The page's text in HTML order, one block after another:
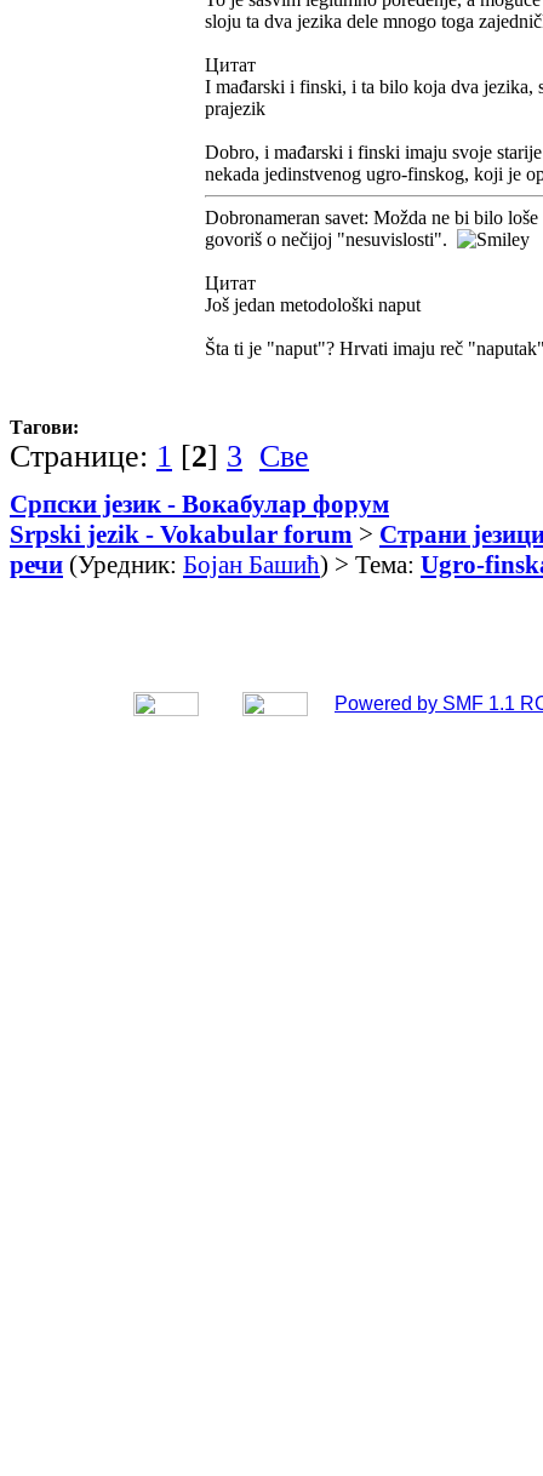
sloju ta dva jezika dele mnogo toga
Цитат
I mađarski i finski, i ta bilo koja dva jezika,
prajezik
Dobro, i mađarski i finski imaju svoje
nekada jedinstvenog ugro-finskog, koji je
Dobronameran savet: Možda ne bi bilo
govoriš o nečijoj "nesuvislosti".
Цитат
Još jedan metodološki naput
Šta ti je "naput"? Hrvati imaju reč
Тагови:
Странице: 1 [2] 3 Све
Српски језик - Вокабулар форум
Srpski jezik - Vokabular forum > Страни
речи (Уредник: Бојан Башић) > Тема: Ugro-
Powered by SMF 1.1